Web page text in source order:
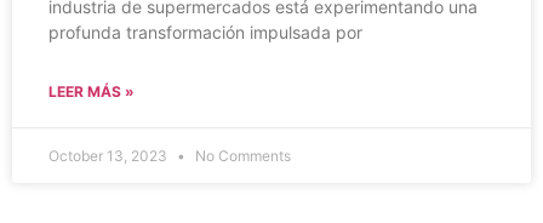
industria de supermercados está experimentando una
profunda transformación impulsada por
LEER MÁS »
October 13, 2023 No Comments